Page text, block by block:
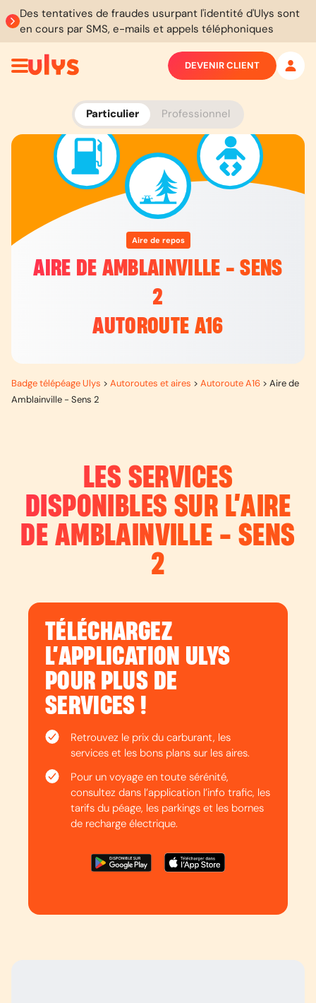
Des tentatives de fraudes usurpant l'identité d'Ulys sont
en cours par SMS, e-mails et appels téléphoniques
Particulier Professionnel
DEVENIR CLIENT
Aire de repos
AIRE DE AMBLAINVILLE - SENS
2
AUTOROUTE A16
Badge télépéage Ulys > Autoroutes et aires > Autoroute A16 > Aire de
Amblainville - Sens 2
LES SERVICES
DISPONIBLES SUR L’AIRE
DE AMBLAINVILLE - SENS
2
TÉLÉCHARGEZ
L’APPLICATION ULYS
POUR PLUS DE
SERVICES !
Retrouvez le prix du carburant, les
services et les bons plans sur les aires.
Pour un voyage en toute sérénité,
consultez dans l’application l’info trafic, les
tarifs du péage, les parkings et les bornes
de recharge électrique.